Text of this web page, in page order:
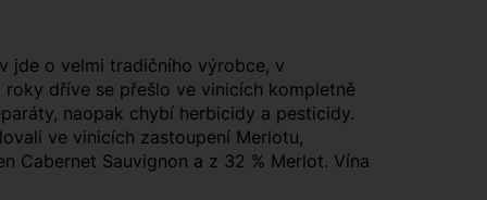
jde o velmi tradičního výrobce, v
dříve se přešlo ve vinicích kompletně
naopak chybí herbicidy a pesticidy.
ve vinicích zastoupení Merlotu,
Cabernet Sauvignon a z 32 % Merlot. Vína